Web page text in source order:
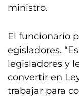
ministro.
El funcionario
egisladores.
legisladores y
convertir en
trabajar para